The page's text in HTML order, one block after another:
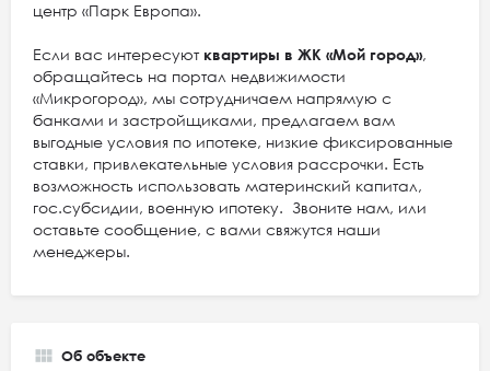
центр «Парк Европа».
Если вас интересуют квартиры в ЖК «Мой город»,
обращайтесь на портал недвижимости
«Микрогород», мы сотрудничаем напрямую с
банками и застройщиками, предлагаем вам
выгодные условия по ипотеке, низкие фиксированные
ставки, привлекательные условия рассрочки. Есть
возможность использовать материнский капитал,
гос.субсидии, военную ипотеку. Звоните нам, или
оставьте сообщение, с вами свяжутся наши
менеджеры.
Об объекте